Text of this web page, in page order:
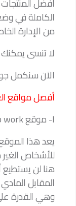
الكاملة في
من الإدارة
لا تنسى
الآن سنكمل
أفصل مواقع
١- موقع up work.
يعد هذا
للأشخاص
هنا لن
المقابل
وهي القدرة